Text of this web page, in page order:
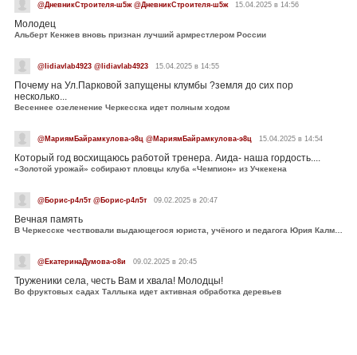
@ДневникСтроителя-ш5ж @ДневникСтроителя-ш5ж 15.04.2025 в 14:56
Молодец
Альберт Кенжев вновь признан лучший армрестлером России
@lidiavlab4923 @lidiavlab4923 15.04.2025 в 14:55
Почему на Ул.Парковой запущены клумбы ?земля до сих пор
несколько...
Весеннее озеленение Черкесска идет полным ходом
@МариямБайрамкулова-э8ц @МариямБайрамкулова-э8ц 15.04.2025 в 14:54
Который год восхищаюсь работой тренера. Аида- наша гордость....
«Золотой урожай» собирают пловцы клуба «Чемпион» из Учкекена
@Борис-р4л5т @Борис-р4л5т 09.02.2025 в 20:47
Вечная память
В Черкесске чествовали выдающегося юриста, учёного и педагога Юрия Калмыкова
@ЕкатеринаДумова-о8и 09.02.2025 в 20:45
Труженики села, честь Вам и хвала! Молодцы!
Во фруктовых садах Таллыка идет активная обработка деревьев